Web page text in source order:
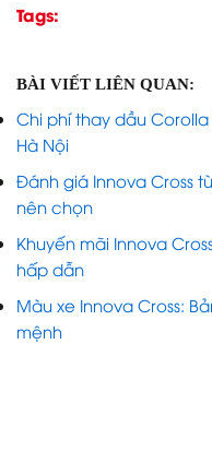
Tags:
BÀI VIẾT LIÊN QUAN:
Chi phí thay dầu Corolla
Hà Nội
Đánh giá Innova Cross
nên chọn
Khuyến mãi Innova
hấp dẫn
Màu xe Innova Cross:
mệnh